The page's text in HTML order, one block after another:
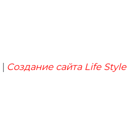
Создание сайта Life Style